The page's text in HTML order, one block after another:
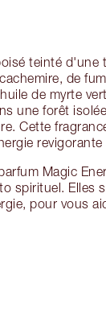
teinté
de
de myrte
une forêt
Cette
Magic
spirituel. Elles
pour vous